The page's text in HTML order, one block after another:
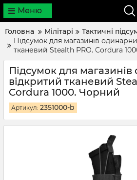
Меню
Головна Мілітарі
Тактичні
Підсумок для магазинів
тканевий Stealth PRO. Cordura
Підсумок для
відкритий тканевий
Cordura 1000. Чорний
Артикул: 2351000-b